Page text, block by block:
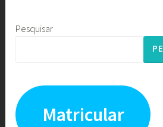
Pesquisar
Matricular